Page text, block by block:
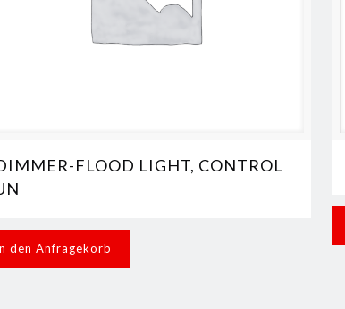
FLOOD LIGHT, CONTROL
den Anfragekorb